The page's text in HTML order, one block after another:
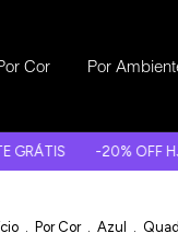
Cor Por
20% OFF HJ >> CUPOM:
. Por Cor . Azul .